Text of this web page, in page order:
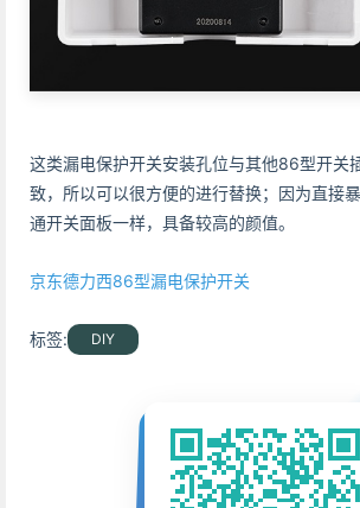
这类漏电保护开关安装孔位与其他86型开关
致，所以可以很方便的进行替换；因为直接
通开关面板一样，具备较高的颜值。
京东德力西86型漏电保护开关
标签: DIY